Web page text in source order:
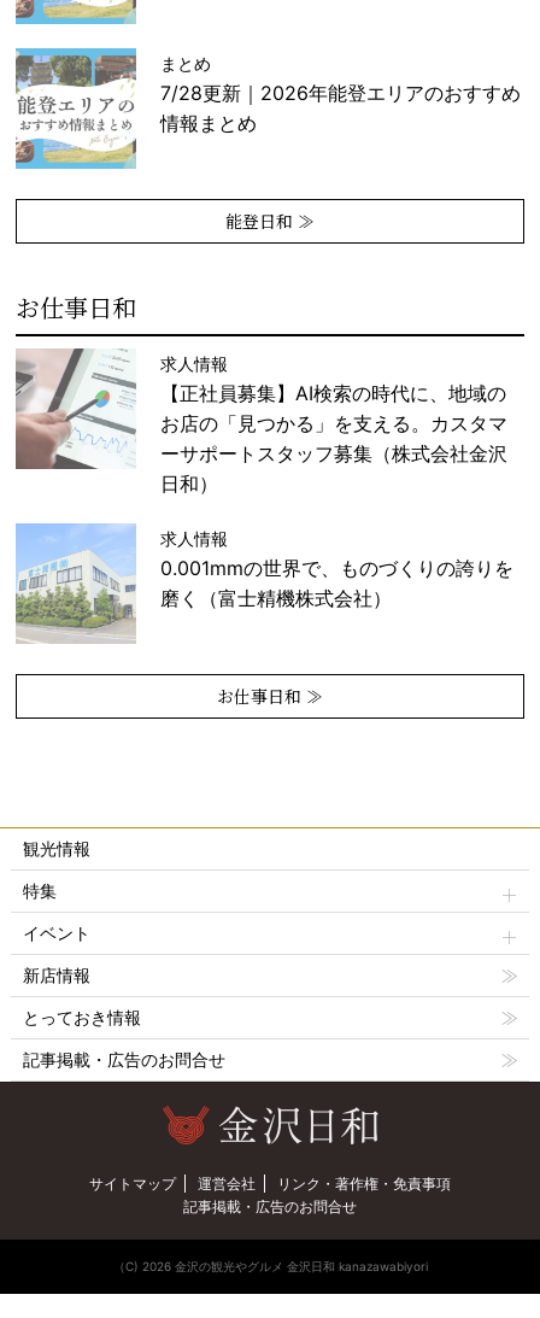
まとめ
7/28更新｜2026年能登エリアのおすすめ
情報まとめ
能登日和 ≫
お仕事日和
求人情報
【正社員募集】AI検索の時代に、地域の
お店の「見つかる」を支える。カスタマ
ーサポートスタッフ募集（株式会社金沢
日和）
求人情報
0.001mmの世界で、ものづくりの誇りを
磨く（富士精機株式会社）
お仕事日和 ≫
観光情報
特集
イベント
新店情報
とっておき情報
記事掲載・広告のお問合せ
サイトマップ 運営会社
リンク・著作権・免責事項
記事掲載・広告のお問合せ
（C) 2026 金沢の観光やグルメ 金沢日和 kanazawabiyori